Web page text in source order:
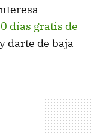
días gratis de
darte de baja